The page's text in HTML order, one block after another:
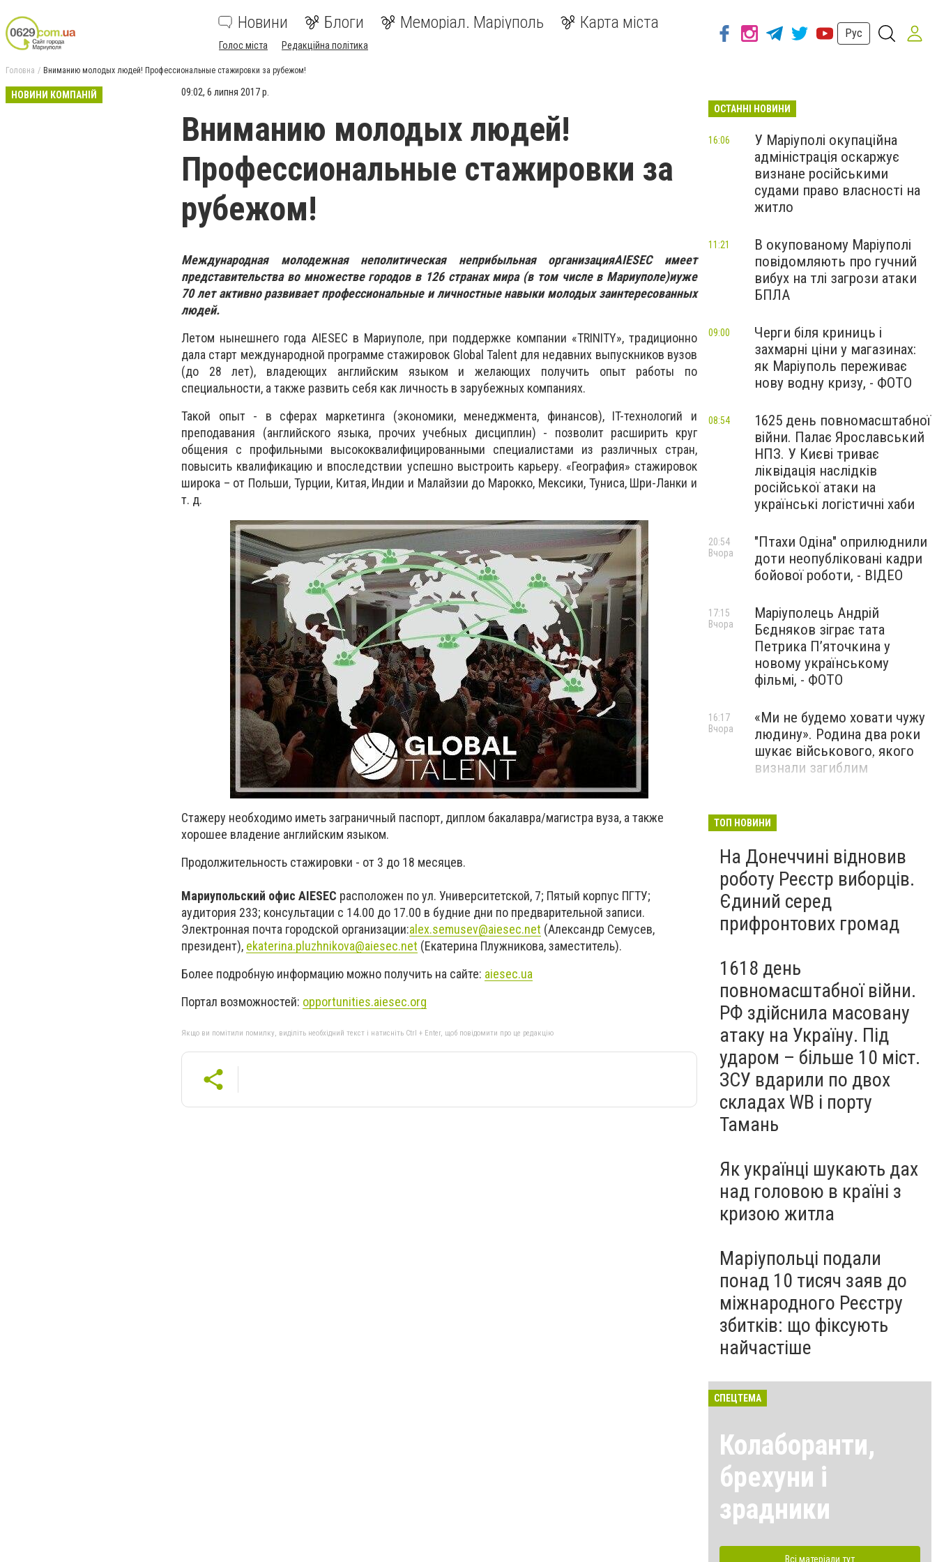
Новини Блоги Меморіал. Маріуполь Карта міста
Голос міста Редакційна політика
Рус
Головна Вниманию молодых людей! Профессиональные стажировки за рубежом!
НОВИНИ КОМПАНІЙ 09:02, 6 липня 2017 р.
Вниманию молодых людей!
Профессиональные стажировки за
рубежом!
Международная молодежная неполитическая неприбыльная организацияAIESEC имеет
представительства во множестве городов в 126 странах мира (в том числе в Мариуполе)иуже
70 лет активно развивает профессиональные и личностные навыки молодых заинтересованных
людей.
Летом нынешнего года AIESEC в Мариуполе, при поддержке компании «TRINITY», традиционно
дала старт международной программе стажировок Global Talent для недавних выпускников вузов
(до 28 лет), владеющих английским языком и желающих получить опыт работы по
специальности, а также развить себя как личность в зарубежных компаниях.
Такой опыт - в сферах маркетинга (экономики, менеджмента, финансов), IT-технологий и
преподавания (английского языка, прочих учебных дисциплин) - позволит расширить круг
общения с профильными высококвалифицированными специалистами из различных стран,
повысить квалификацию и впоследствии успешно выстроить карьеру. «География» стажировок
широка – от Польши, Турции, Китая, Индии и Малайзии до Марокко, Мексики, Туниса, Шри-Ланки и
т. д.
Стажеру необходимо иметь заграничный паспорт, диплом бакалавра/магистра вуза, а также
хорошее владение английским языком.
Продолжительность стажировки - от 3 до 18 месяцев.
Мариупольский офис AIESEC расположен по ул. Университетской, 7; Пятый корпус ПГТУ;
аудитория 233; консультации с 14.00 до 17.00 в будние дни по предварительной записи.
Электронная почта городской организации:alex.semusev@aiesec.net (Александр Семусев,
президент), ekaterina.pluzhnikova@aiesec.net (Екатерина Плужникова, заместитель).
Более подробную информацию можно получить на сайте: aiesec.ua
Портал возможностей: opportunities.aiesec.org
Якщо ви помітили помилку, виділіть необхідний текст і натисніть Ctrl + Enter, щоб повідомити про це редакцію
ОСТАННІ НОВИНИ
У Маріуполі окупаційна
адміністрація оскаржує
визнане російськими
судами право власності на
житло
16:06
В окупованому Маріуполі
повідомляють про гучний
вибух на тлі загрози атаки
БПЛА
11:21
Черги біля криниць і
захмарні ціни у магазинах:
як Маріуполь переживає
нову водну кризу, - ФОТО
09:00
1625 день повномасштабної
війни. Палає Ярославський
НПЗ. У Києві триває
ліквідація наслідків
російської атаки на
українські логістичні хаби
08:54
"Птахи Одіна" оприлюднили
доти неопубліковані кадри
бойової роботи, - ВІДЕО
20:54
Вчора
Маріуполець Андрій
Бєдняков зіграє тата
Петрика П’яточкина у
новому українському
фільмі, - ФОТО
17:15
Вчора
«Ми не будемо ховати чужу
людину». Родина два роки
шукає військового, якого
визнали загиблим
16:17
Вчора
змушують робити селфі та
правозахисники звернулися
до МОН
Вчора
ТОП НОВИНИ
На Донеччині відновив
роботу Реєстр виборців.
Єдиний серед
прифронтових громад
1618 день
повномасштабної війни.
РФ здійснила масовану
атаку на Україну. Під
ударом – більше 10 міст.
ЗСУ вдарили по двох
складах WB і порту
Тамань
Як українці шукають дах
над головою в країні з
кризою житла
Маріупольці подали
понад 10 тисяч заяв до
міжнародного Реєстру
збитків: що фіксують
найчастіше
СПЕЦТЕМА
Колаборанти,
брехуни і
зрадники
Всі матеріали тут